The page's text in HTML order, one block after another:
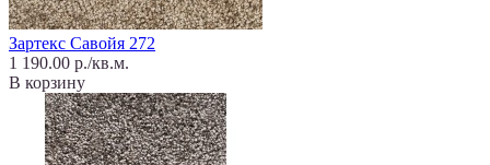
Зартекс Савойя 272
1 190.00 р./кв.м.
В корзину